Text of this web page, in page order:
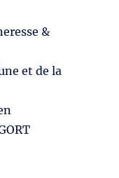
&
et de la